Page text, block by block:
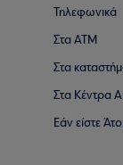
Τηλεφωνικά
Στα ΑΤΜ
Στα
Στα Κέντρα
Εάν είστε